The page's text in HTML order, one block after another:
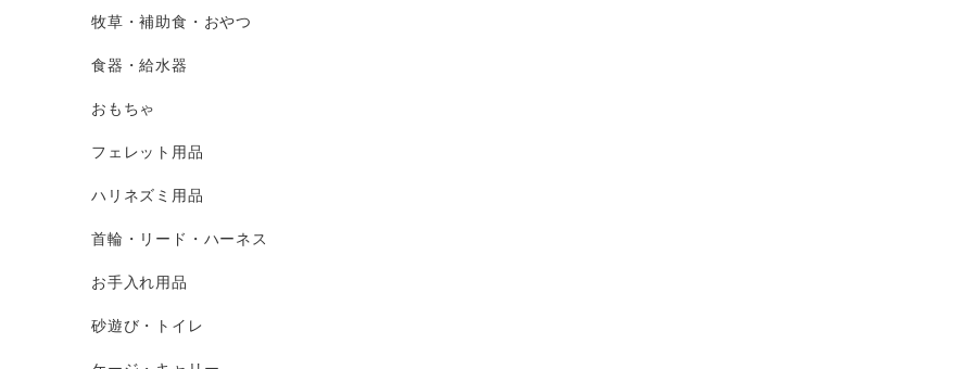
牧草・補助食・おやつ
食器・給水器
おもちゃ
フェレット用品
ハリネズミ用品
首輪・リード・ハーネス
お手入れ用品
砂遊び・トイレ